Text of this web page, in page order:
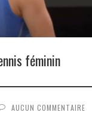
féminin
AUCUN COMMENTAIRE